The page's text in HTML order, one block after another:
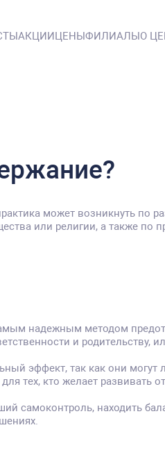
АКЦИИЦЕНЫФИЛИАЛЫО
может возникнуть
или религии, а также по
надежным методом
и родительству,
так как они могут
тех, кто желает развивать
самоконтроль, находить